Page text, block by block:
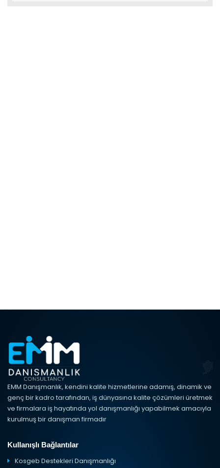
EMM Danışmanlık, kendini kalite hizmetlerine adamış, dinamik ve
genç bir kadro tarafından, iş dünyasına kalite çözümleri üretmek
ve firmalara iş hayatında yol danışmanlığı yapabilmek amacıyla
kurulmuş bir danışman firmadır
Kullanışlı Bağlantılar
Kosgeb Destekleri Danışmanlığı